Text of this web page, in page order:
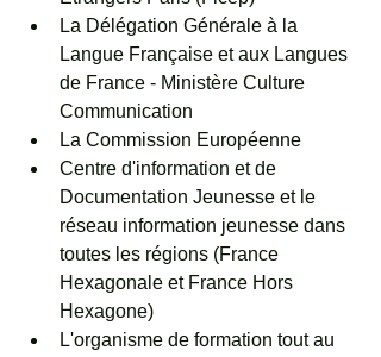
La Délégation Générale à la
Langue Française et aux Langues
de France - Ministère Culture
Communication
La Commission Européenne
Centre d'information et de
Documentation Jeunesse et le
réseau information jeunesse dans
toutes les régions (France
Hexagonale et France Hors
Hexagone)
L'organisme de formation tout au